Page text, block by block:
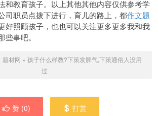
和教育孩子。以上其他其他内容仅供参考学
司职员点拨下进行，育儿的路上，都作文题
好照顾孩子，也也可以关注更多更多我和我
事吧。
题材网 » 孩子什么样教?下策发脾气,下策通俗人没用
过
赞 (0) 打赏